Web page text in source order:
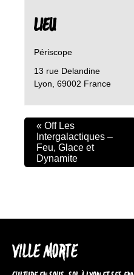
LIEU
Périscope
13 rue Delandine
Lyon 69002 France
« Off Les
Intergalactiques –
Feu, Glace et
Dynamite
VILLE MORTE